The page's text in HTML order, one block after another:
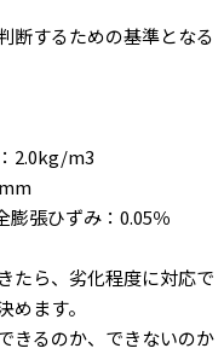
断するための基準となる
2.0kg/m3
張ひずみ：0.05％
たら、劣化程度に対応で
ます。
きるのか、できないのか